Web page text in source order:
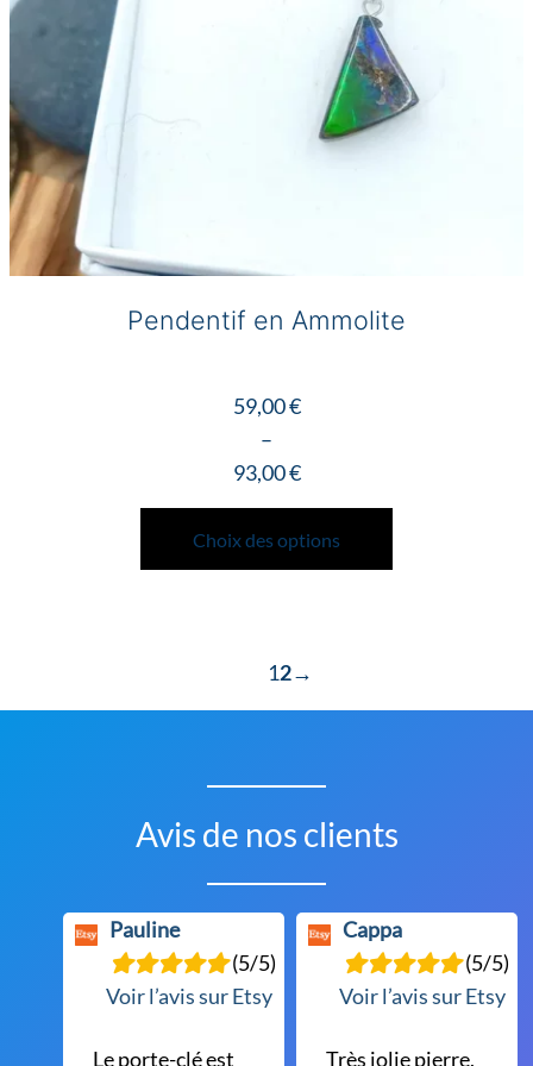
du
produit
Pendentif en Ammolite
59,00€
–
93,00€
Plage
de
prix :
93,00 €
Choix des options
Ce
a
options
sur
du
produit
12→
Avis de nos clients
Pauline
(5/5)
Voir l’avis sur Etsy
Le porte-clé est
Cappa
(5/5)
Voir l’avis sur Etsy
Très jolie pierre,